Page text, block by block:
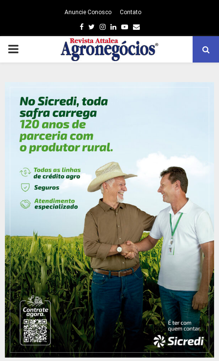
Anuncie Conosco Contato
Facebook
TwitterInstagram
LinkedinYoutube
Email
PRIMARY